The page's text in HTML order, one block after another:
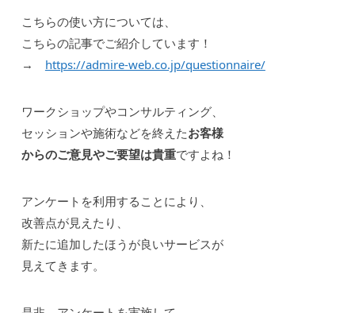
こちらの使い方については、
こちらの記事でご紹介しています！
→ https://admire-web.co.jp/questionnaire/
ワークショップやコンサルティング、
セッションや施術などを終えたお客様
からのご意見やご要望は貴重ですよね！
アンケートを利用することにより、
改善点が見えたり、
新たに追加したほうが良いサービスが
見えてきます。